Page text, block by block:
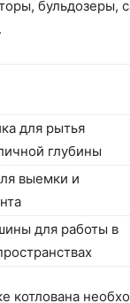
для рытья
глубины
выемки и
для работы в
котлована